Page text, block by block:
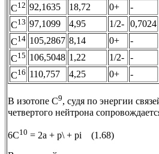
С12 92,1635 18,72 0+ -
С13 97,1099 4,95 1/2- 0,7024
С14 105,2867 8,14 0+ -
С15 106,5048 1,22 1/2- -
С16 110,757 4,25 0+ -
В изотопе С9, судя по энергии
четвертого нейтрона
6С10 = 2а + p\ + pi (1.68)